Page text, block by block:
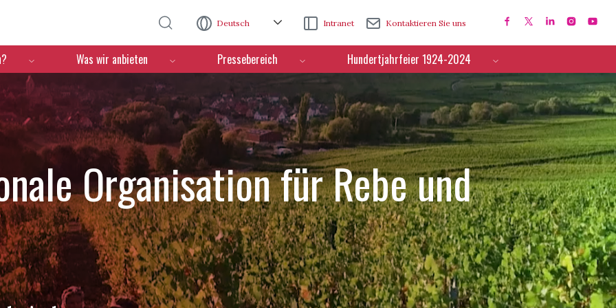
Deutsch Intranet Kontaktieren Sie uns
Was wir anbieten Pressebereich Hundertjahrfeier 1924-2024
Organisation für Rebe und